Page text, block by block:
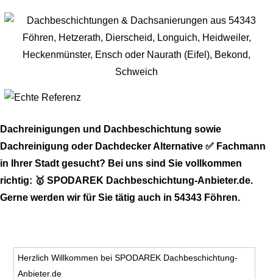
Dachreinigungen und Dachbeschichtung sowie
Dachreinigung oder Dachdecker Alternative ✅ Fachmann
in Ihrer Stadt gesucht? Bei uns sind Sie vollkommen
richtig: 🥇 SPODAREK Dachbeschichtung-Anbieter.de.
Gerne werden wir für Sie tätig auch in 54343 Föhren.
Herzlich Willkommen bei SPODAREK Dachbeschichtung-
Anbieter.de